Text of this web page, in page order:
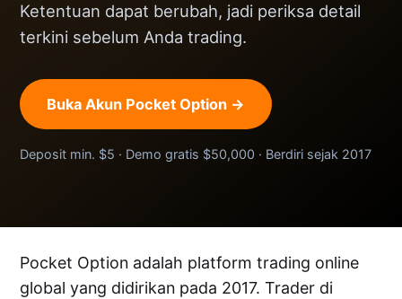
Ketentuan dapat berubah, jadi periksa detail
terkini sebelum Anda trading.
Buka Akun Pocket Option →
Deposit min. $5 · Demo gratis $50,000 · Berdiri sejak 2017
Pocket Option adalah platform trading online
global yang didirikan pada 2017. Trader di